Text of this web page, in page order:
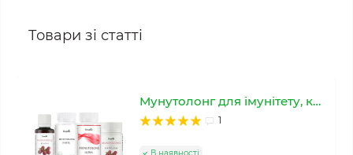
Товари зі статті
Мунутолонг для імунітету, комплексна програма
1